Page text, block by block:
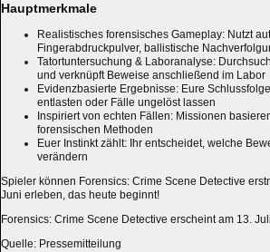
Hauptmerkmale
Realistisches forensisches Gameplay: Nutzt
Fingerabdruckpulver, ballistische
Tatortuntersuchung & Laboranalyse:
und verknüpft Beweise anschließend im Labor
Evidenzbasierte Ergebnisse: Eure
entlasten oder Fälle ungelöst lassen
Inspiriert von echten Fällen: Missionen
forensischen Methoden
Euer Instinkt zählt: Ihr entscheidet, welche
verändern
Spieler können Forensics: Crime Scene Detective
Juni erleben, das heute beginnt!
Forensics: Crime Scene Detective erscheint am 13.
Quelle: Pressemitteilung